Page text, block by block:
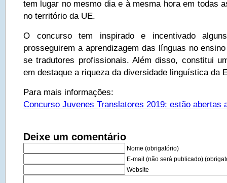
tem lugar no mesmo dia e à mesma hora em todas
no território da UE.
O concurso tem inspirado e incentivado
prosseguirem a aprendizagem das línguas no
se tradutores profissionais. Além disso, constitui
em destaque a riqueza da diversidade linguística da
Para mais informações:
Concurso Juvenes Translatores 2019: estão abertas
Deixe um comentário
Nome (obrigatório)
E-mail (não será publicado)
Website